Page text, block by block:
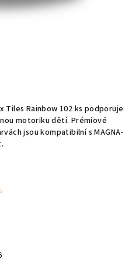
Rainbow 102 ks podporuje
motoriku dětí. Prémiové
jsou kompatibilní s MAGNA-